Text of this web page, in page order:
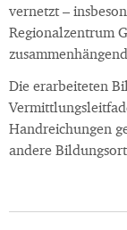
vernetzt –
Regionalzentrum
Die erarbeiteten
Handreichungen
andere